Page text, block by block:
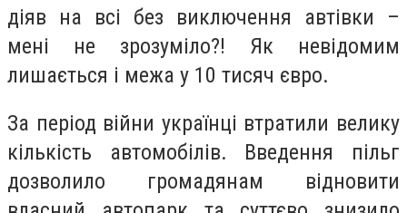
діяв на всі без виключення автівки –
мені не зрозуміло?! Як невідомим
лишається і межа у 10 тисяч євро.
За період війни українці втратили велику
кількість автомобілів. Введення пільг
дозволило громадянам відновити